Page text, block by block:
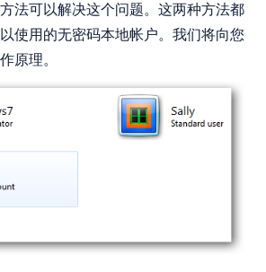
法可以解决这个问题。这两种方法都
使用的无密码本地帐户。我们将向您
原理。